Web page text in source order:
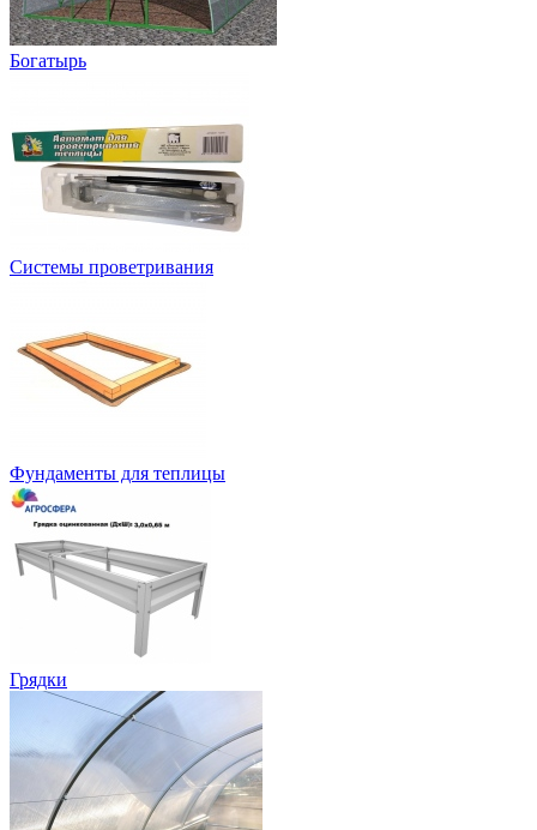
Богатырь
Системы проветривания
Фундаменты для теплицы
Грядки